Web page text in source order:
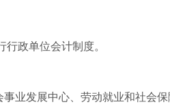
政单位会计制度。
业发展中心、劳动就业和社会